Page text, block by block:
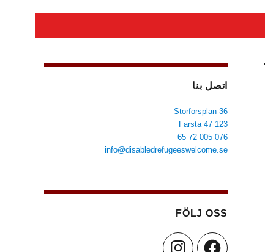
اتصل بنا
Storforsplan 36
123 47 Farsta
076 005 72 65
info@disabledrefugeeswelcome.se
FÖLJ OSS
Facebook
Instagram